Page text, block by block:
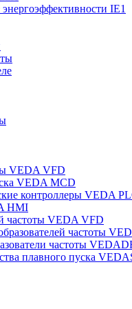
IE1
VEDA VFD
VEDA MCD
контроллеры VEDA
HMI
частоты VEDA VFD
частоты
частоты
плавного пуска